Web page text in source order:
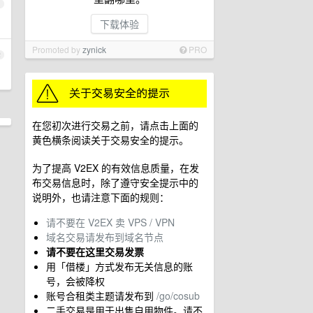
下载体验
Promoted byzynick PRO
在您初次进行交易之前，请点击上面的
黄色横条阅读关于交易安全的提示。
为了提高 V2EX 的有效信息质量，在发
布交易信息时，除了遵守安全提示中的
说明外，也请注意下面的规则：
请不要在 V2EX 卖 VPS / VPN
域名交易请发布到域名节点
请不要在这里交易发票
用「借楼」方式发布无关信息的账
号，会被降权
账号合租类主题请发布到 /go/cosub
二手交易是用于出售自用物件。请不